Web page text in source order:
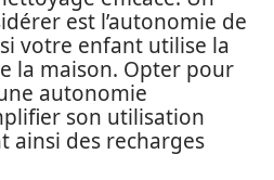
est l’autonomie de
votre enfant utilise la
la maison. Opter pour
autonomie
son utilisation
ainsi des recharges